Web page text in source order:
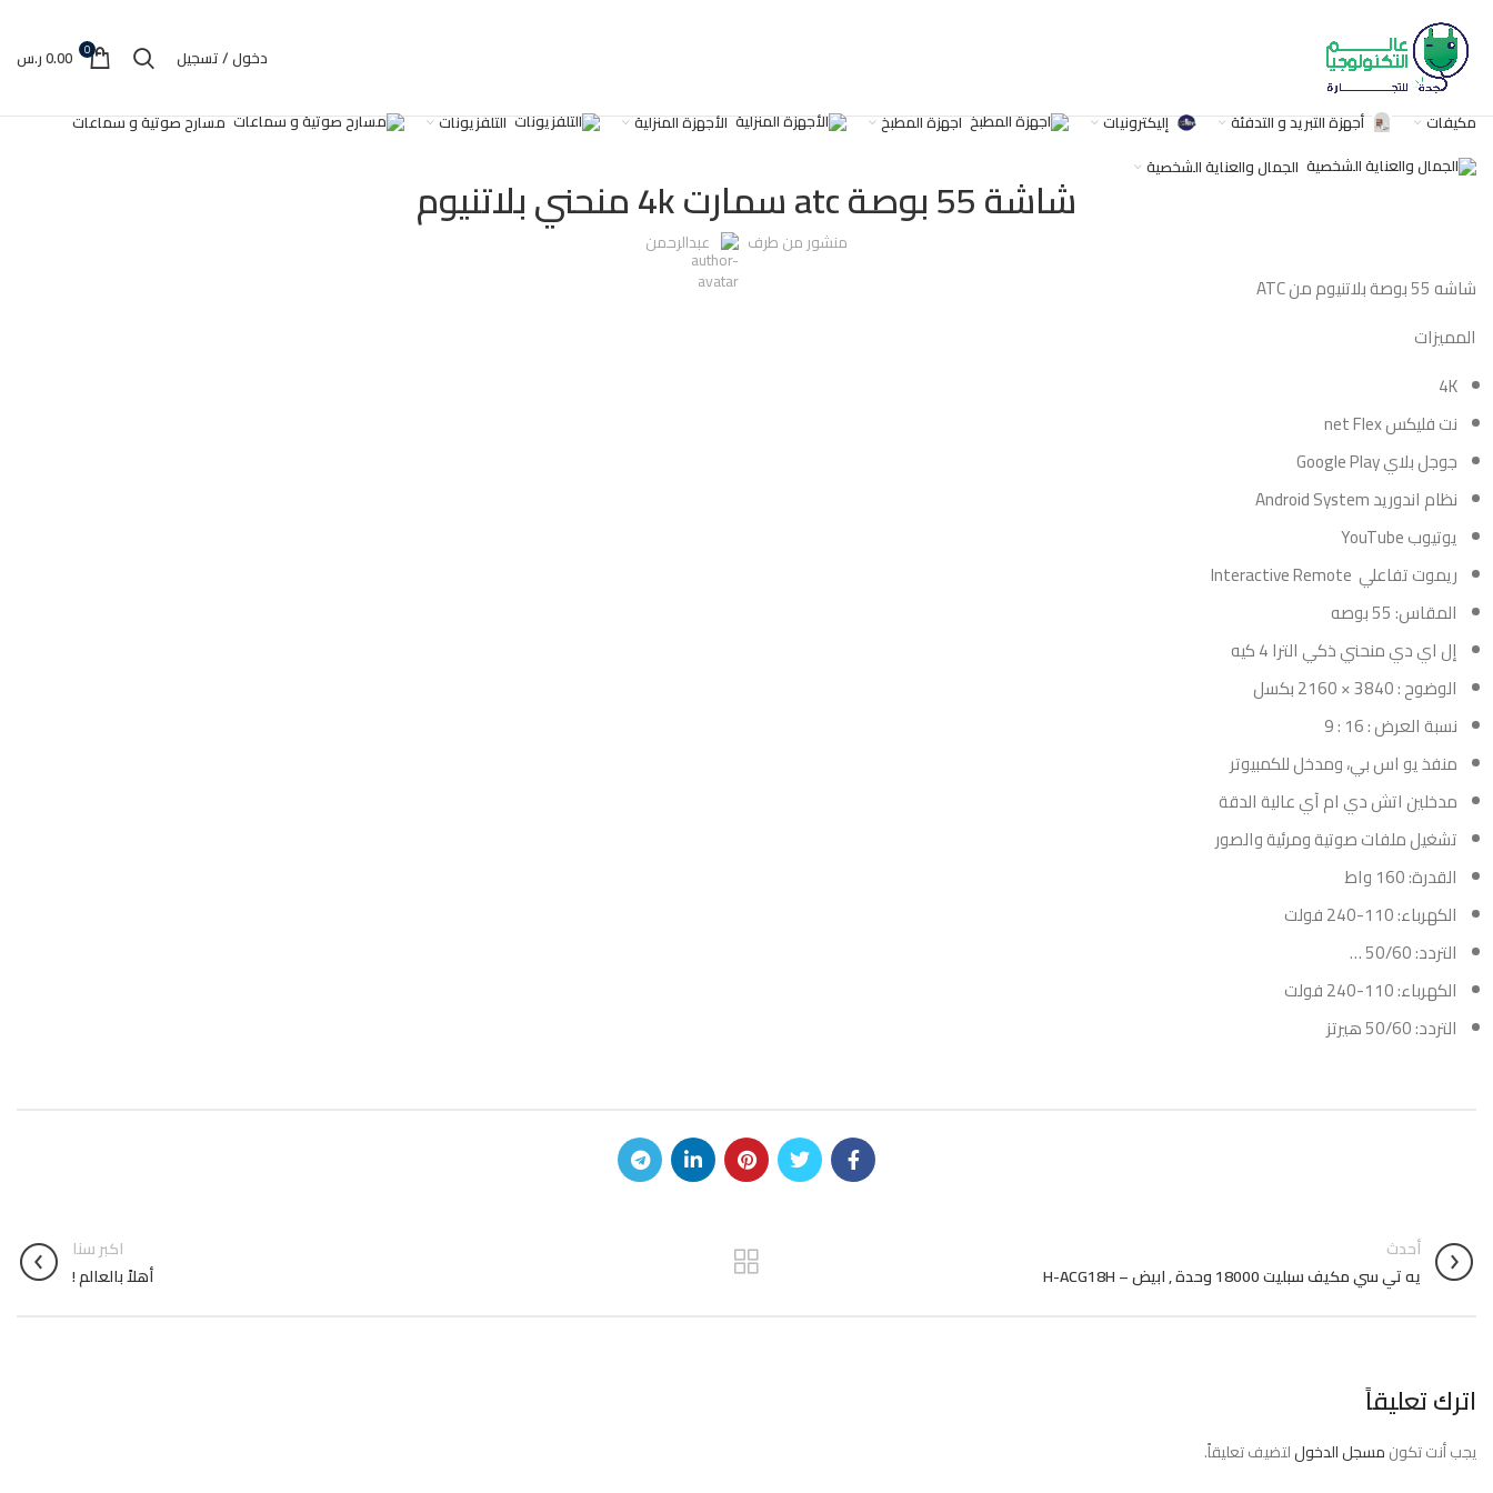
دخول / تسجيل 0
0.00ر.س
مكيفات أجهزة التبريد و التدفئة إليكترونيات اجهزة المطبخ الأجهزة المنزلية التلفزيونات
مسارح صوتية و سماعات
الجمال والعناية الشخصية
شاشة 55 بوصة atc سمارت 4k منحني بلاتنيوم
منشور من طرف عبدالرحمن
شاشه 55 بوصة بلاتنيوم من ATC
المميزات
4K
نت فليكس net Flex
جوجل بلاي Google Play
نظام اندوريد Android System
يوتيوب YouTube
ريموت تفاعلي Interactive Remote
المقاس: 55 بوصه
إل اي دي منحني ذكي الترا 4 كيه
الوضوح : 3840 × 2160 بكسل
نسبة العرض : 16 : 9
منفذ يو اس بي، ومدخل للكمبيوتر
مدخلين اتش دي ام آي عالية الدقة
تشغيل ملفات صوتية ومرئية والصور
القدرة: 160 واط
الكهرباء: 110-240 فولت
التردد: 50/60 …
الكهرباء: 110-240 فولت
التردد: 50/60 هيرتز
أحدث
يه تي سي مكيف سبليت 18000 وحدة , ابيض – H-ACG18H
اكبر سنا
أهلاً بالعالم !
اترك تعليقاً
يجب أنت تكونمسجل الدخوللتضيف تعليقاً.